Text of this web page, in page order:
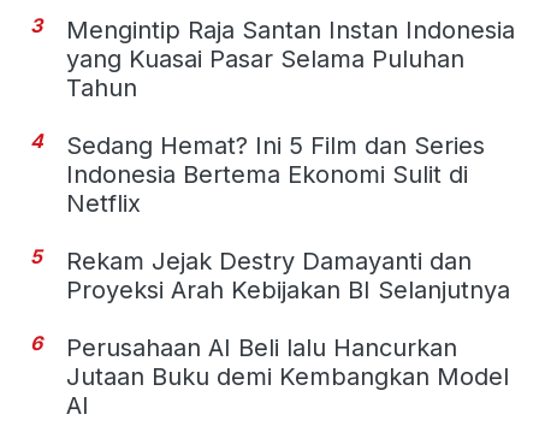
3
Mengintip Raja Santan Instan Indonesia
yang Kuasai Pasar Selama Puluhan
Tahun
4
Sedang Hemat? Ini 5 Film dan Series
Indonesia Bertema Ekonomi Sulit di
Netflix
5
Rekam Jejak Destry Damayanti dan
Proyeksi Arah Kebijakan BI Selanjutnya
6
Perusahaan AI Beli lalu Hancurkan
Jutaan Buku demi Kembangkan Model
AI